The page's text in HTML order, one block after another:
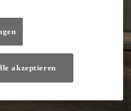
akzeptieren